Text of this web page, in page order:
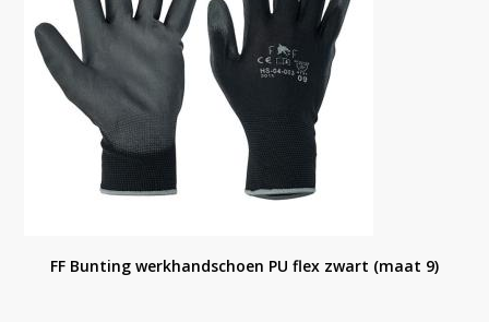
FF Bunting werkhandschoen PU flex zwart (maat 9)